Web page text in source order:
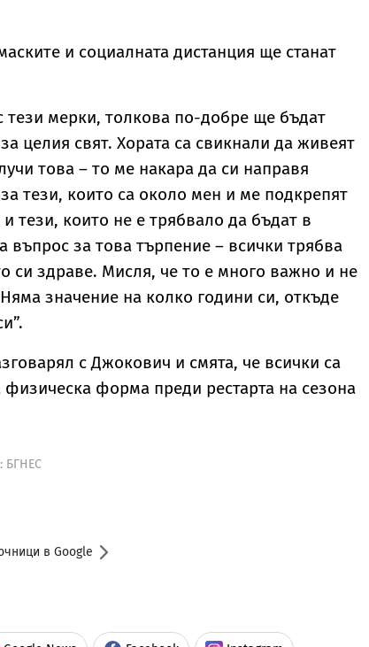
и социалната дистанция ще станат
тези мерки, толкова по-добре ще бъдат
целия свят. Хората са свикнали да живеят
това – то ме накара да си направя
тези, които са около мен и ме подкрепят
тези, които не е трябвало да бъдат в
въпрос за това търпение – всички трябва
си здраве. Мисля, че то е много важно и не
значение на колко години си, откъде
с Джокович и смята, че всички са
форма преди рестарта на сезона
БГНЕС
в Google